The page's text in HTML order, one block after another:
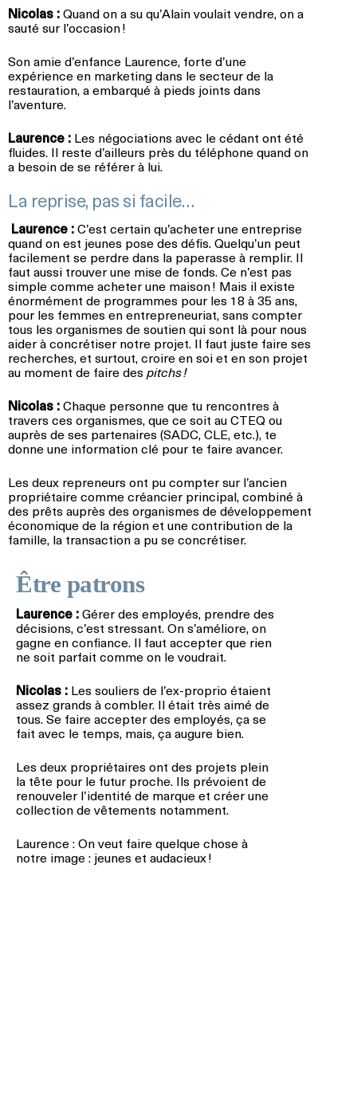
Nicolas :Quand on a su qu’Alain voulait vendre, on a
sauté sur l’occasion !
Son amie d’enfance Laurence, forte d’une
expérience en marketing dans le secteur de la
restauration, a embarqué à pieds joints dans
l’aventure.
Laurence : Les négociations avec le cédant ont été
fluides. Il reste d’ailleurs près du téléphone quand on
a besoin de se référer à lui.
La reprise, pas si facile…
Laurence :C’est certain qu’acheter une entreprise
quand on est jeunes pose des défis. Quelqu’un peut
facilement se perdre dans la paperasse à remplir. Il
faut aussi trouver une mise de fonds. Ce n’est pas
simple comme acheter une maison ! Mais il existe
énormément de programmes pour les 18 à 35 ans,
pour les femmes en entrepreneuriat, sans compter
tous les organismes de soutien qui sont là pour nous
aider à concrétiser notre projet. Il faut juste faire ses
recherches, et surtout, croire en soi et en son projet
au moment de faire despitchs !
Nicolas :Chaque personne que tu rencontres à
travers ces organismes, que ce soit au CTEQ ou
auprès de ses partenaires (SADC, CLE, etc.), te
donne une information clé pour te faire avancer.
Les deux repreneurs ont pu compter sur l’ancien
propriétaire comme créancier principal, combiné à
des prêts auprès des organismes de développement
économique de la région et une contribution de la
famille, la transaction a pu se concrétiser.
Être patrons
Laurence :Gérer des employés, prendre des
décisions, c’est stressant. On s’améliore, on
gagne en confiance. Il faut accepter que rien
ne soit parfait comme on le voudrait.
Nicolas : Les souliers de l’ex-proprio étaient
assez grands à combler. Il était très aimé de
tous. Se faire accepter des employés, ça se
fait avec le temps, mais, ça augure bien.
Les deux propriétaires ont des projets plein
la tête pour le futur proche. Ils prévoient de
renouveler l’identité de marque et créer une
collection de vêtements notamment.
Laurence : On veut faire quelque chose à
notre image : jeunes et audacieux !